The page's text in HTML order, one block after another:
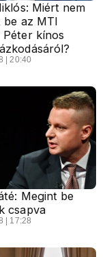
Miért nem
be az MTI
Péter kínos
| 20:40
Megint be
csapva
| 17:28